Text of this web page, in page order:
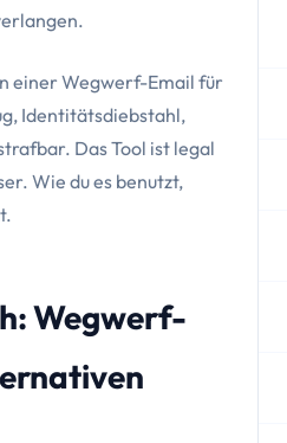
einer Wegwerf-Email für
Identitätsdiebstahl,
Das Tool ist legal
Wie du es benutzt,
Wegwerf-